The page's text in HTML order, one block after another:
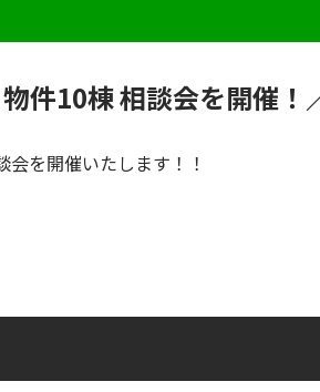
件10棟 相談会を開催！
を開催いたします！！